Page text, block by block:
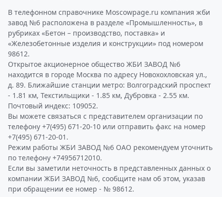
В телефонном справочнике Moscowpage.ru компания жби
завод №6 расположена в разделе «Промышленность», в
рубриках «Бетон – производство, поставка» и
«Железобетонные изделия и конструкции» под номером
98612.
Открытое акционерное общество ЖБИ ЗАВОД №6
находится в городе Москва по адресу Новохохловская ул.,
д. 89. Ближайшие станции метро: Волгоградский проспект
- 1.81 км, Текстильщики - 1.85 км, Дубровка - 2.55 км.
Почтовый индекс: 109052.
Вы можете связаться с представителем организации по
телефону +7(495) 671-20-10 или отправить факс на номер
+7(495) 671-20-01.
Режим работы ЖБИ ЗАВОД №6 ОАО рекомендуем уточнить
по телефону +74956712010.
Если вы заметили неточность в представленных данных о
компании ЖБИ ЗАВОД №6, сообщите нам об этом, указав
при обращении ее номер - № 98612.